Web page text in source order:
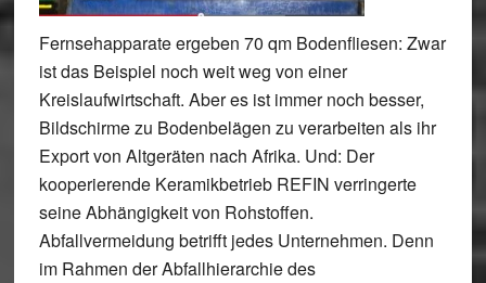
Fernsehapparate ergeben 70 qm Bodenfliesen: Zwar
ist das Beispiel noch weit weg von einer
Kreislaufwirtschaft. Aber es ist immer noch besser,
Bildschirme zu Bodenbelägen zu verarbeiten als ihr
Export von Altgeräten nach Afrika. Und: Der
kooperierende Keramikbetrieb REFIN verringerte
seine Abhängigkeit von Rohstoffen.
Abfallvermeidung betrifft jedes Unternehmen. Denn
im Rahmen der Abfallhierarchie des